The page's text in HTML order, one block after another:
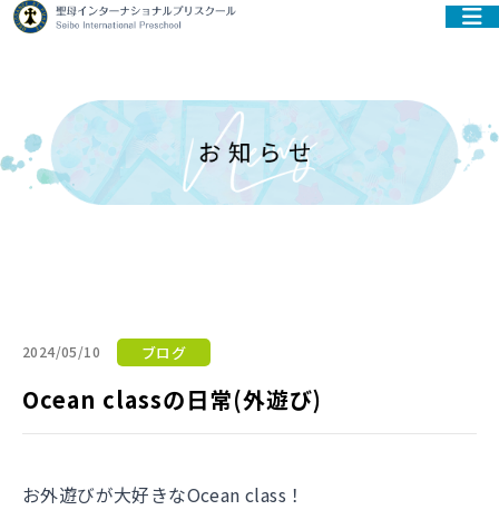
2024/05/10 ブログ
Ocean classの日常(外遊び)
お外遊びが大好きなOcean class！